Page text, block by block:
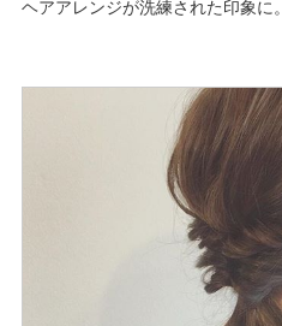
ヘアアレンジが洗練された印象に。